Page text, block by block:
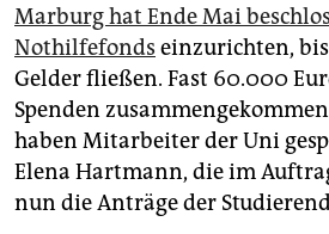
Marburg hat Ende Mai
Nothilfefonds einzurichten,
Gelder fließen. Fast 60.000
Spenden
haben Mitarbeiter der Uni
Elena Hartmann, die im
nun die Anträge der